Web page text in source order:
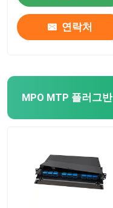
연락처
MPO MTP 플러그반